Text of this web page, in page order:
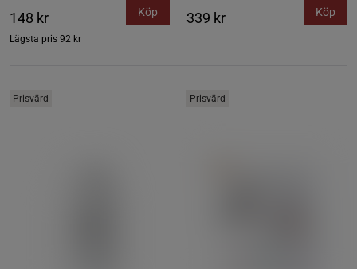
148 kr
Lägsta pris 92 kr
Köp 339 kr Köp
Prisvärd Prisvärd